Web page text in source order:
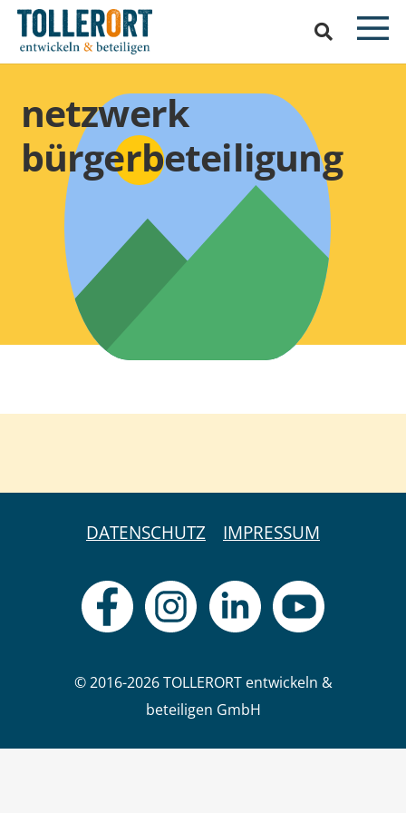
netzwerk
bürgerbeteiligung
DATENSCHUTZ IMPRESSUM
© 2016-2026 TOLLERORT entwickeln &
beteiligen GmbH